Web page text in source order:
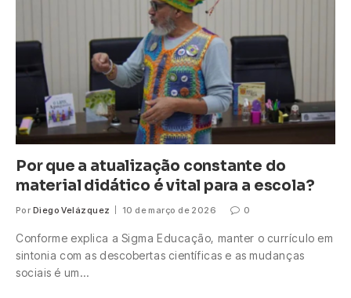
Por que a atualização constante do
material didático é vital para a escola?
Por Diego Velázquez 10 de março de 2026 0
Conforme explica a Sigma Educação, manter o currículo em
sintonia com as descobertas científicas e as mudanças
sociais é um…